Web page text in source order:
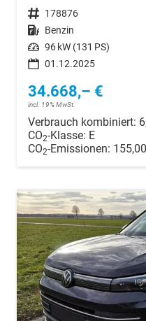
Fahrzeugnr. 178876
Kraftstoff Benzin
Leistung 96 kW (131 PS)
01.12.2025
34.668,– €
incl. 19% MwSt.
Verbrauch kombiniert:
CO2-Klasse: E
CO2-Emissionen: